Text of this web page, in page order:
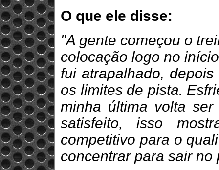
O que ele disse:
"A gente começou o
colocação logo no
fui atrapalhado,
os limites de pista.
minha última volta
satisfeito, isso
competitivo para o
concentrar para sair no